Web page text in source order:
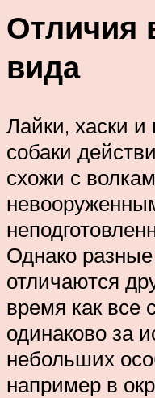
Отличия
вида
Лайки, хаски
собаки
схожи с
Однако
отличаются
время как все
одинаково за
небольших
например в